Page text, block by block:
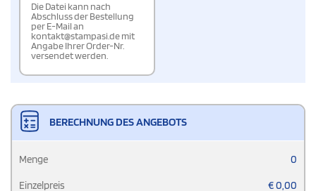
Die Datei kann nach
Abschluss der Bestellung
per E-Mail an
kontakt@stampasi.de mit
Angabe Ihrer Order-Nr.
versendet werden.
BERECHNUNG DES ANGEBOTS
Menge 0
Einzelpreis €0,00